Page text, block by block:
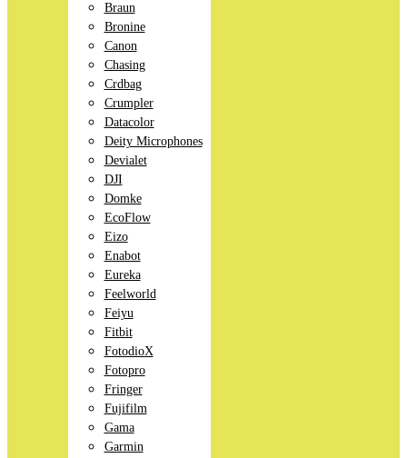
Braun
Bronine
Canon
Chasing
Crdbag
Crumpler
Datacolor
Deity Microphones
Devialet
DJI
Domke
EcoFlow
Eizo
Enabot
Eureka
Feelworld
Feiyu
Fitbit
FotodioX
Fotopro
Fringer
Fujifilm
Gama
Garmin